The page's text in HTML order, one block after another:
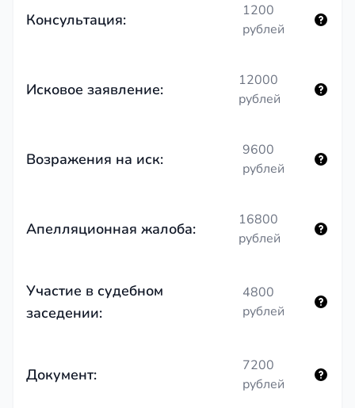
Консультация:
1200
рублей
Исковое заявление:
12000
рублей
Возражения на иск:
9600
рублей
Апелляционная жалоба:
16800
рублей
Участие в судебном
заседении:
4800
рублей
Документ:
7200
рублей